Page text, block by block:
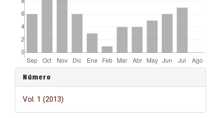
Detalles
del
artículo
Número
Vol. 1 (2013)